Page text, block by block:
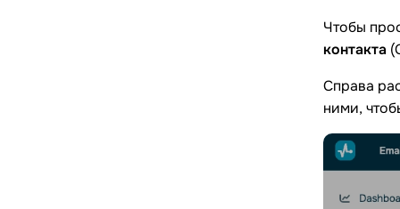
Чтобы
контакта
Справа
ними,